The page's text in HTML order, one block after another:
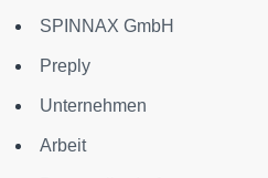
SPINNAX GmbH
Preply
Unternehmen
Arbeit